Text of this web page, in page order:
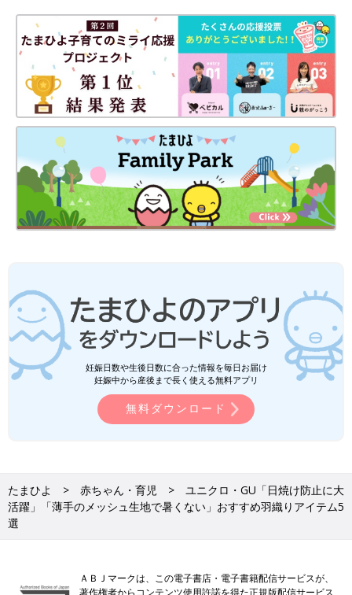
妊娠日数や生後日数に合った情報を毎日お届け
妊娠中から産後まで長く使える無料アプリ
無料ダウンロード
たまひよ 赤ちゃん・育児
ユニクロ・GU「日焼け防止に大
活躍」「薄手のメッシュ生地で暑くない」おすすめ羽織りアイテム5
選
ＡＢＪマークは、この電子書店・電子書籍配信サービスが、
著作権者からコンテンツ使用許諾を得た正規版配信サービス